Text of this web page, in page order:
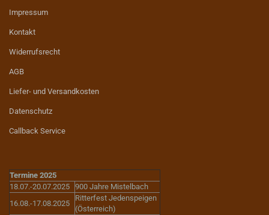
Impressum
Kontakt
Widerrufsrecht
AGB
Liefer- und Versandkosten
Datenschutz
Callback Service
Termine 2025
18.07.-20.07.2025 900 Jahre Mistelbach
16.08.-17.08.2025
Ritterfest Jedenspeigen
(Österreich)